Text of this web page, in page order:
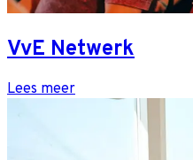
VvE Netwerk
Lees meer